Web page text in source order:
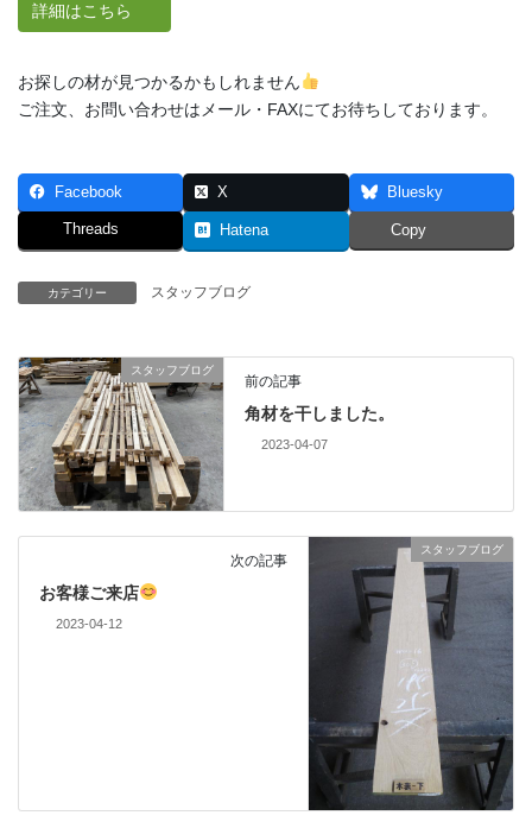
詳細はこちら
お探しの材が見つかるかもしれません
ご注文、お問い合わせはメール・FAXにてお待ちしております。
Facebook X Bluesky
Threads Hatena Copy
カテゴリー スタッフブログ
スタッフブログ
前の記事
角材を干しました。
2023-04-07
スタッフブログ
次の記事
お客様ご来店
2023-04-12